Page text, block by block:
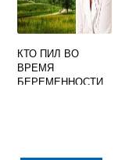
КТО ПИЛ ВО
ВРЕМЯ
БЕРЕМЕННОСТИ